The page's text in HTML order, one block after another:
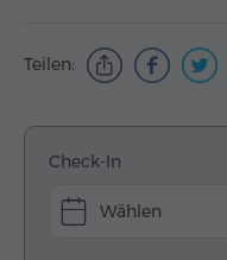
Teilen:
Check-In